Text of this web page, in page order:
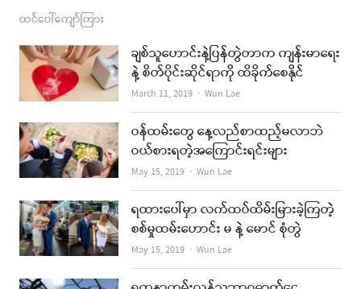
ထင်ပေါ်ကျော်ကြား
ချစ်သူဟောင်းနဲ့ပြန်တွဲတာက ကျန်းမာရေး
နဲ့ စိတ်ပိုင်းဆိုင်ရာကို ထိခိုက်စေနိုင်
March 11, 2019 Author
Wun Lae
ဝန်ထမ်းတွေ နေ့လည်စာထည့်မလာဘဲ
ဝယ်စားရတဲ့အကြောင်းရင်းများ
May 15, 2019 Author
Wun Lae
ရထားပေါ်မှာ လက်ထပ်ထိမ်းမြားခဲ့ကြတဲ့
စစ်မှုထမ်းဟောင်း မ နဲ့ မောင် စုံတွဲ
May 15, 2019 Author
Wun Lae